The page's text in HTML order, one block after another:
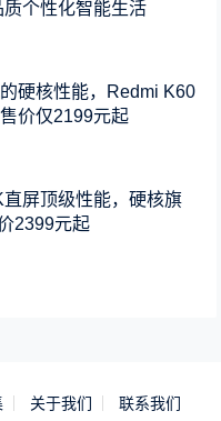
个性化智能生活
硬核性能，Redmi K60
价仅2199元起
屏顶级性能，硬核旗
2399元起
关于我们 联系我们